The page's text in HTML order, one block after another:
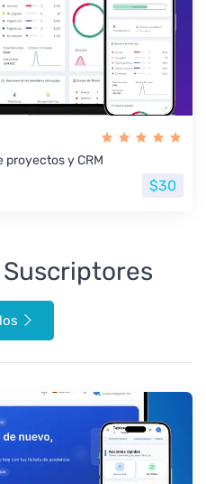
proyectos y CRM
$30